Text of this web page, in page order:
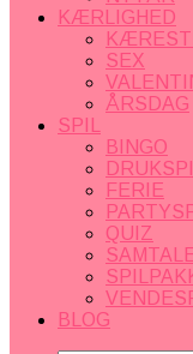
KÆRLIGHED
SEX
ÅRSDAG
SPIL
BINGO
FERIE
QUIZ
BLOG